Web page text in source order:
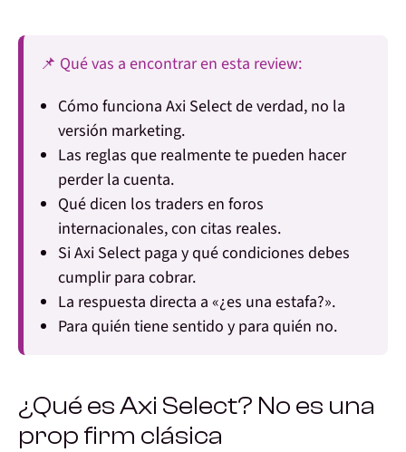
📌 Qué vas a encontrar en esta review:
Cómo funciona Axi Select de verdad, no la
versión marketing.
Las reglas que realmente te pueden hacer
perder la cuenta.
Qué dicen los traders en foros
internacionales, con citas reales.
Si Axi Select paga y qué condiciones debes
cumplir para cobrar.
La respuesta directa a «¿es una estafa?».
Para quién tiene sentido y para quién no.
¿Qué es Axi Select? No es una
prop firm clásica